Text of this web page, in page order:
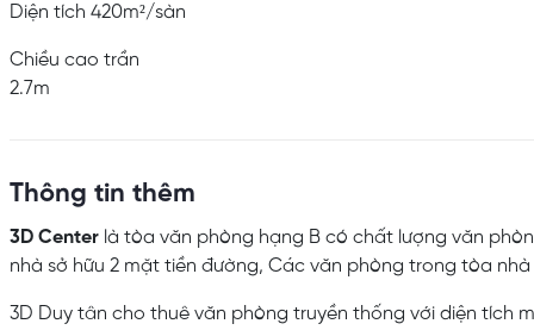
Diện tích 420m²/sàn
Chiều cao trần
2.7m
Thông tin thêm
3D Center là tòa văn phòng hạng B có chất lượng văn
nhà sở hữu 2 mặt tiền đường, Các văn phòng trong tòa
3D Duy tân cho thuê văn phòng truyền thống với diện tích